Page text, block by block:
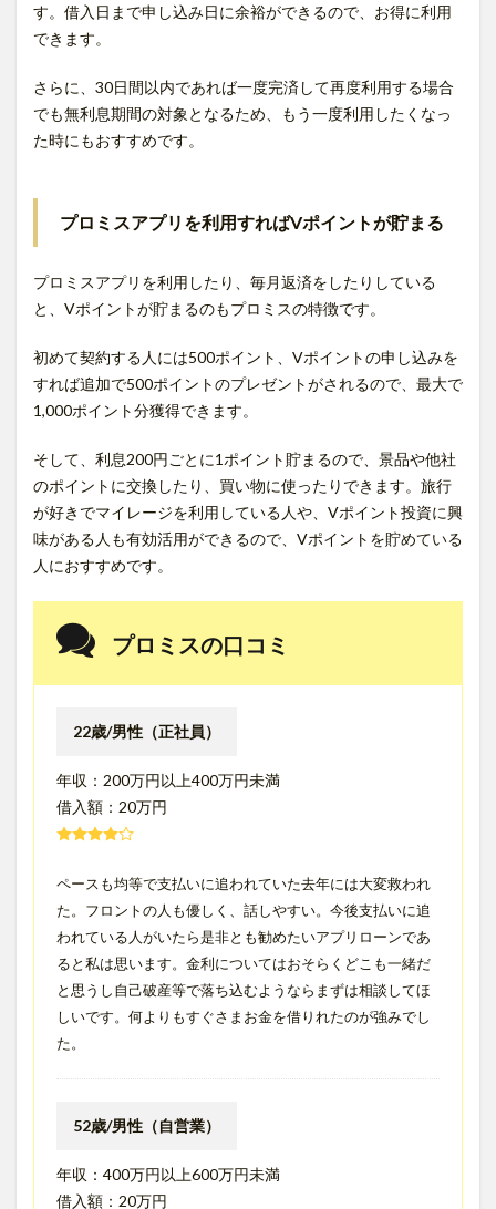
す。借入日まで申し込み日に余裕ができるので、お得に利用
できます。
さらに、30日間以内であれば一度完済して再度利用する場合
でも無利息期間の対象となるため、もう一度利用したくなっ
た時にもおすすめです。
プロミスアプリを利用すればVポイントが貯まる
プロミスアプリを利用したり、毎月返済をしたりしている
と、Vポイントが貯まるのもプロミスの特徴です。
初めて契約する人には500ポイント、Vポイントの申し込みを
すれば追加で500ポイントのプレゼントがされるので、最大で
1,000ポイント分獲得できます。
そして、利息200円ごとに1ポイント貯まるので、景品や他社
のポイントに交換したり、買い物に使ったりできます。旅行
が好きでマイレージを利用している人や、Vポイント投資に興
味がある人も有効活用ができるので、Vポイントを貯めている
人におすすめです。
プロミスの口コミ
22歳/男性（正社員）
年収：200万円以上400万円未満
借入額：20万円
ペースも均等で支払いに追われていた去年には大変救われ
た。フロントの人も優しく、話しやすい。今後支払いに追
われている人がいたら是非とも勧めたいアプリローンであ
ると私は思います。金利についてはおそらくどこも一緒だ
と思うし自己破産等で落ち込むようならまずは相談してほ
しいです。何よりもすぐさまお金を借りれたのが強みでし
た。
52歳/男性（自営業）
年収：400万円以上600万円未満
借入額：20万円